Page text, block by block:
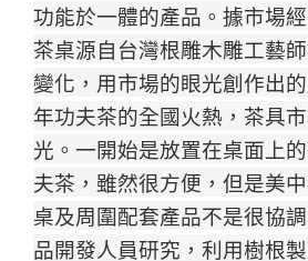
功能於一體的產品。 據市場
茶桌源自台灣根雕木雕工藝
變化，用市場的眼光創作出的
年功夫茶的全國火熱，茶具
光。 一開始是放置在桌面上
夫茶，雖然很方便，但是美
桌及周圍配套產品不是很協調
品開發人員研究，利用樹根